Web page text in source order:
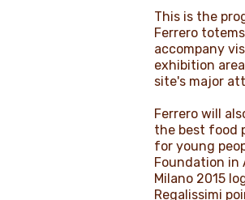
This is the
Ferrero
accompany
exhibition
site's major
Ferrero will
the best food
for young
Foundation in
Milano 2015
Regalissimi